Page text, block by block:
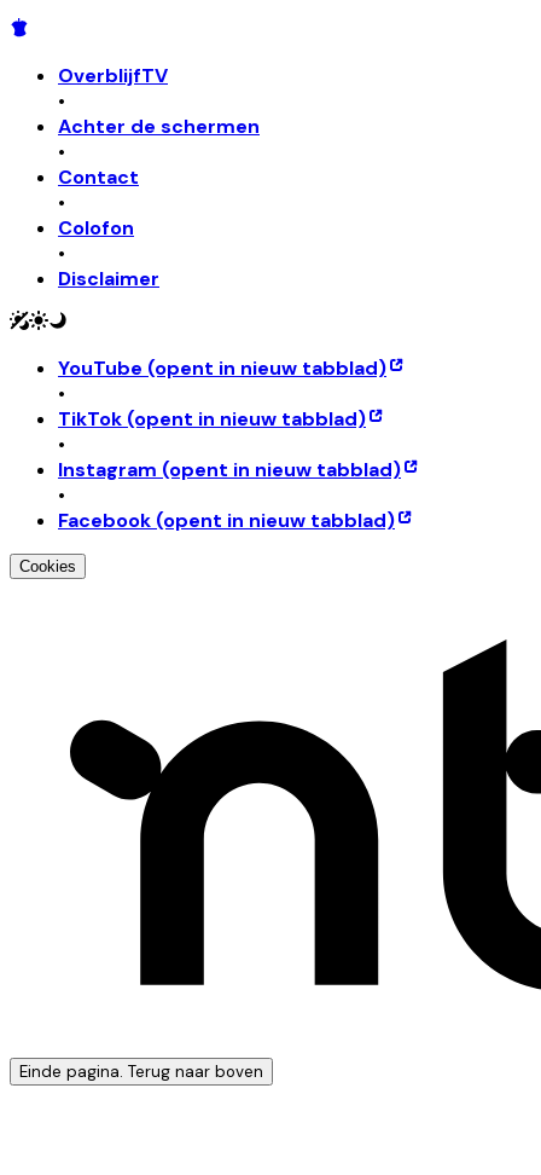
OverblijfTV
•
Achter de schermen
•
Contact
•
Colofon
•
Disclaimer
YouTube (opent in nieuw tabblad)
•
TikTok (opent in nieuw tabblad)
•
Instagram (opent in nieuw tabblad)
•
Facebook (opent in nieuw tabblad)
Cookies
Einde pagina. Terug naar boven